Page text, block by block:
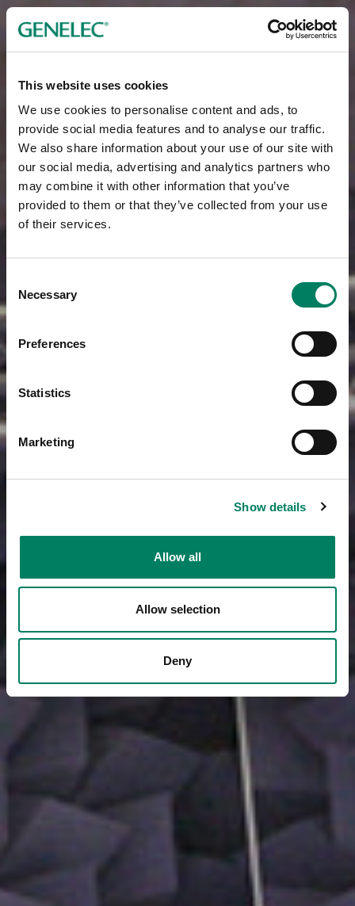
This website uses cookies
We use cookies to personalise content and ads, to
provide social media features and to analyse our traffic.
We also share information about your use of our site with
our social media, advertising and analytics partners who
may combine it with other information that you’ve
provided to them or that they’ve collected from your use
of their services.
Selection
Necessary
Preferences
Statistics
Marketing
Show details
Allow all
Allow selection
Deny